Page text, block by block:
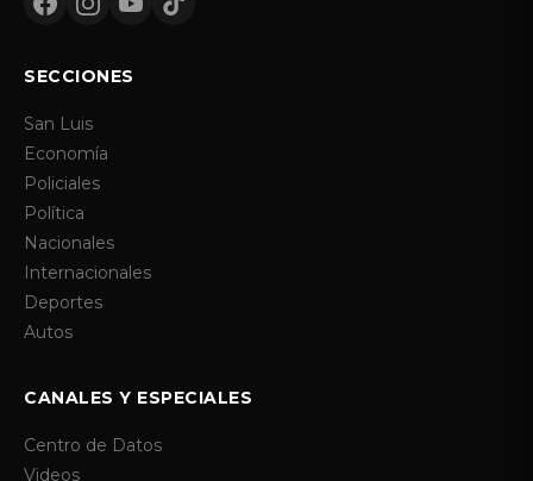
SECCIONES
San Luis
Economía
Policiales
Política
Nacionales
Internacionales
Deportes
Autos
CANALES Y ESPECIALES
Centro de Datos
Videos